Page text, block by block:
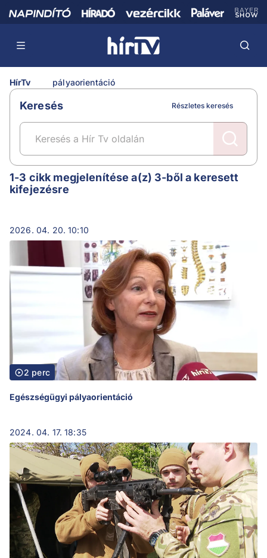
HírTv pályaorientáció
Keresés Részletes keresés
pályaorientáció
1-3 cikk megjelenítése a(z) 3-ből a keresett
kifejezésre
2026. 04. 20. 10:10
2 perc
Egészségügyi pályaorientáció
2024. 04. 17. 18:35